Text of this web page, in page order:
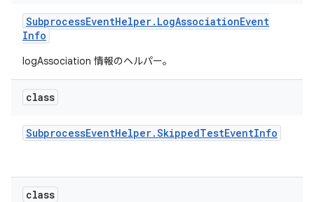
SubprocessEventHelper. LogAssociationEvent
Info
logAssociation 情報のヘルパー。
class
SubprocessEventHelper.SkippedTestEventInfo
class